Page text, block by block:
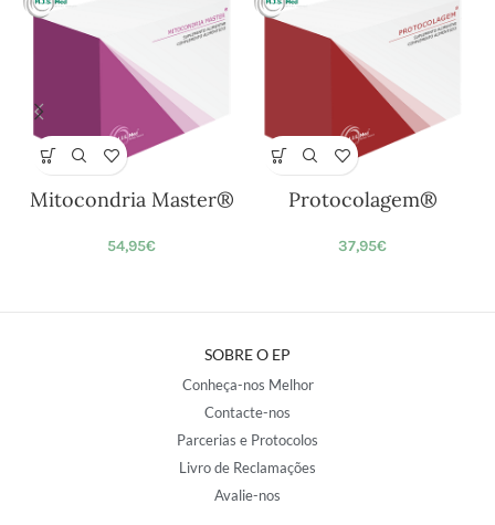
Mitocondria Master®
54,95€
Protocolagem®
37,95€
SOBRE O EP
Conheça-nos Melhor
Contacte-nos
Parcerias e Protocolos
Livro de Reclamações
Avalie-nos